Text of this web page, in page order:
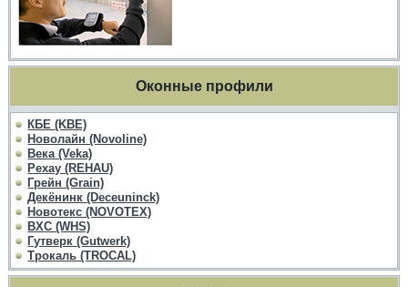
Оконные профили
КБЕ (KBE)
Новолайн (Novoline)
Века (Veka)
Рехау (REHAU)
Грейн (Grain)
Декёнинк (Deceuninck)
Новотекс (NOVOTEX)
ВХС (WHS)
Гутверк (Gutwerk)
Трокаль (TROCAL)